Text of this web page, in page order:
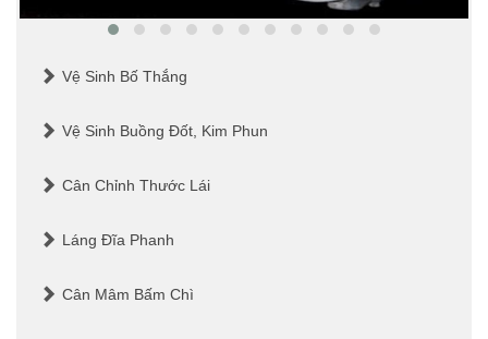
Vệ Sinh Bố Thắng
Vệ Sinh Buồng Đốt, Kim Phun
Cân Chỉnh Thước Lái
Láng Đĩa Phanh
Cân Mâm Bấm Chì